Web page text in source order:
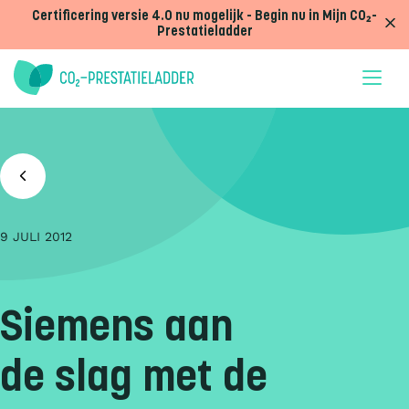
Certificering versie 4.0 nu mogelijk - Begin nu in Mijn CO₂-
Prestatieladder
9 JULI 2012
Siemens aan
de slag met de